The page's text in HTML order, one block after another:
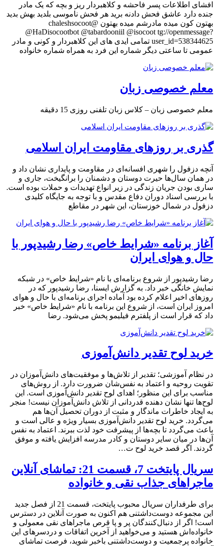
افشای اطلاعات پسر فاحشه و کلاهبردار ریز و بچه که یک مادر
جنده دارد عاشق فحش دادنه برید هر فحش ناموسی بلدید بهش بدید
بهتون کون میده مادرشم میده بهتون @chaleshsocoot
@HaDisocootbot @tabardooniil @isocoot tg://openmessage?
user_id=538344625 تمامی ایدی های این کلاهبردار و کونی و مادر
عمومی تا ساعتی دیگر شماره این فرد به همراه شماره خانواده
معلم خصوصی زبان
معلم خصوصی زبان – کلاس زبان تلفنی روزی 15 دقیقه
گذری بر روزهای مقاومت ایران اسلامی
آنچه دزفول را شهری افسانه‌ای در مقاومت و پایداری نشان داد و
در همان سال‌ها حیرت دوستان و دشمنان را برانگیخت، جاری و
ساری بودن جریان زندگی در زیر انواع تهدیدات و حملات بوده است.
با بررسی اسناد دوران دفاع مقدس و با توجه به جایگاه کلیدی
دزفول در شمال خوزستان، این شهر در مقاطع
آغاز برنامه «شرایط خاص» رضا رشیدپور با
حال و هوای ایران
رضا رشیدپور از شروع برنامه‌ای با نام «شرایط خاص» در شبکه
نمایش خانگی خبر داد. به گزارش ایسنا، رضا رشیدپور که در
روزهای اخیر اعلام کرده بود آماده اجرای برنامه‌ای با حال و هوای
امروز ایران است، از شروع این برنامه با نام «شرایط خاص» خبر
داد که قرار است از پلفترم فیلیمو پخش می‌شود. رضا
خرید لوح تقدیر دانش‌آموزی
در نظام آموزشی؛ تقدیر از تلاش‌ها و موفقیت‌های دانش‌آموزان در
تقویت روحیه و اعتماد به نفس‌شان ضرورت دارد. از روش‌های
مناسب برای این منظور؛ اهدای لوح تقدیر دانش‌آموزی است. این
لوح‌ها تنها نشان دهنده قدردانی از تلاش دانش‌آموزان نیست! منجر
به ایجاد خاطرات ماندگار‌ و مثبت از دوران تحصیل آن‌ها هم
می‌گردد. خرید لوح تقدیر دانش‌آموزی بسیار ویژه و عالی است و
باعث می‌گردد تا بچه‌ها از پیشرفت خود لذت ببرند. اعتماد به نفس
آن‌ها در میان سایر دوستان و کادر مدرسه افزایش یافته و موفق
گردند. اگر قصد خرید لوح ت…
سریال پایتخت 7، قسمت 21: تماشای آنلاین
ماجراهای جذاب نقی و خانواده
برای طرفداران سریال محبوب پایتخت، قسمت 21 از فصل جدید
این مجموعه دوست‌داشتنی هم اکنون به صورت آنلاین در دسترس
است! اگر از دنبال‌کنندگان پر و پا قرص ماجراهای نقی معمولی و
خانواده‌اش هستید و می‌خواهید از آخرین اتفاقات و دردسرهای این
خانواده پرجمعیت و دوست‌داشتنی باخبر شوید، فرصت تماشای